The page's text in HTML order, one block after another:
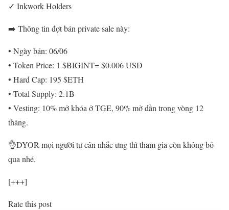
✓ Inkwork Holders
➡️ Thông tin đợt bán private sale này:
• Ngày bán: 06/06
• Token Price: 1 $BIGINT= $0.006 USD
• Hard Cap: 195 $ETH
• Total Supply: 2.1B
• Vesting: 10% mở khóa ở TGE, 90% mở dần trong vòng 12
tháng.
👌DYOR mọi người tự cân nhắc ưng thì tham gia còn không bỏ
qua nhé.
[+++]
Rate this post